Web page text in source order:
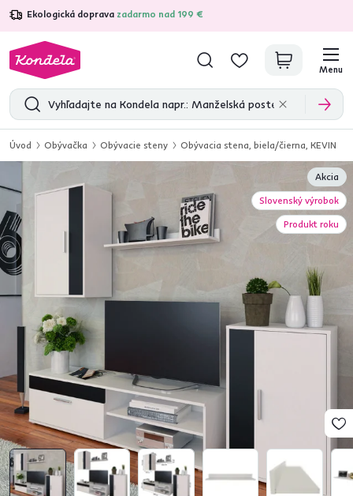
Ekologická doprava zadarmo nad 199 €
4,7 31 285overených produktových recenzií
Menu
Úvod Obývačka Obývacie steny Obývacia stena, biela/čierna, KEVIN
Akcia
Slovenský výrobok
Produkt roku